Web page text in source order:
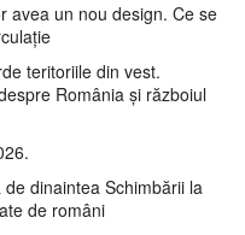
avea un nou design. Ce se
teritoriile din vest.
România și războiul
dinaintea Schimbării la
de români